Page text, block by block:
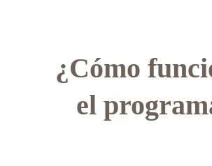
¿Cómo
el